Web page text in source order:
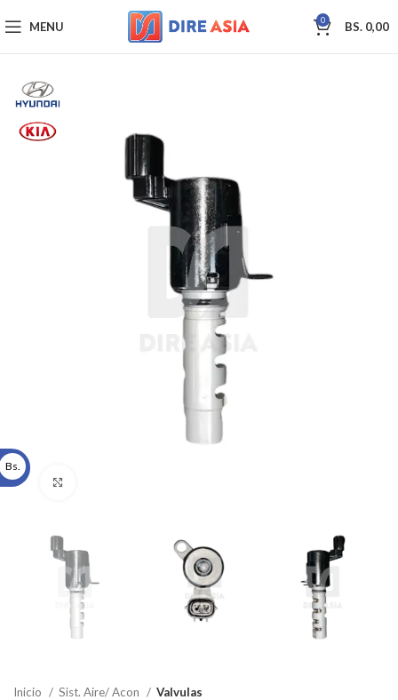
MENU 0 BS. 0,00
Inicio Sist. Aire/ Acon Valvulas
Bs.